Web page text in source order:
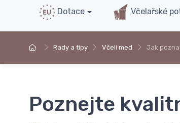
Dotace Včelařské
Rady a tipy Včelí med Jak
Poznejte